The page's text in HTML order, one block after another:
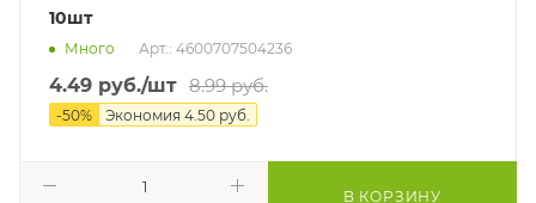
10шт
Много Арт.: 4600707504236
4.49 руб./шт 8.99руб.
-50% Экономия 4.50 руб.
В КОРЗИНУ